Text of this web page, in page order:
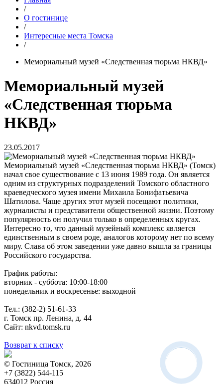
/
О гостинице
/
Интересные места Томска
/
Мемориальный музей «Следственная тюрьма НКВД»
Мемориальный музей
«Следственная тюрьма
НКВД»
23.05.2017
Мемориальный музей «Следственная тюрьма НКВД» (Томск)
начал свое существование с 13 июня 1989 года. Он является
одним из структурных подразделений Томского областного
краеведческого музея имени Михаила Бонифатьевича
Шатилова. Чаще других этот музей посещают политики,
журналисты и представители общественной жизни. Поэтому
популярность он получил только в определенных кругах.
Интересно то, что данный музейный комплекс является
единственным в своем роде, аналогов которому нет по всему
миру. Слава об этом заведении уже давно вышла за границы
Российского государства.
График работы:
вторник - суббота: 10:00-18:00
понедельник и воскресенье: выходной
Тел.: (382-2) 51-61-33
г. Томск пр. Ленина, д. 44
Сайт: nkvd.tomsk.ru
Возврат к списку
© Гостиница Томск, 2026
+7 (3822) 544-115
634012 Россия